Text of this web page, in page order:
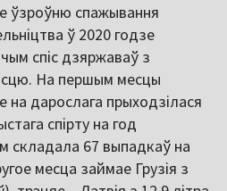
ўзроўню спажывання
ў 2020 годзе
спіс дзяржаваў з
На першым месцы
на дарослага прыходзілася
спірту на год
складала 67 выпадкаў на
месца займае Грузія з